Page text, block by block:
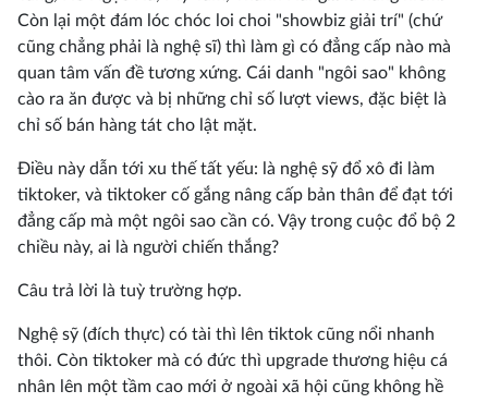
Còn lại một đám lóc chóc loi choi "showbiz giải trí" (chứ
cũng chẳng phải là nghệ sĩ) thì làm gì có đẳng cấp nào mà
quan tâm vấn đề tương xứng. Cái danh "ngôi sao" không
cào ra ăn được và bị những chỉ số lượt views, đặc biệt là
chỉ số bán hàng tát cho lật mặt.
Điều này dẫn tới xu thế tất yếu: là nghệ sỹ đổ xô đi làm
tiktoker, và tiktoker cố gắng nâng cấp bản thân để đạt tới
đẳng cấp mà một ngôi sao cần có. Vậy trong cuộc đổ bộ 2
chiều này, ai là người chiến thắng?
Câu trả lời là tuỳ trường hợp.
Nghệ sỹ (đích thực) có tài thì lên tiktok cũng nổi nhanh
thôi. Còn tiktoker mà có đức thì upgrade thương hiệu cá
nhân lên một tầm cao mới ở ngoài xã hội cũng không hề